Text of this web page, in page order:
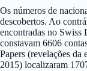
Os números de
descobertos. Ao
encontradas no Swiss
constavam 6606
Papers (revelações da
2015) localizaram